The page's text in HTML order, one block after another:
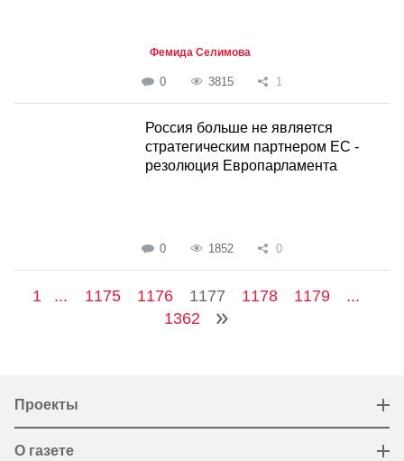
Фемида Селимова
0 3815 1
Россия больше не является
стратегическим партнером ЕС -
резолюция Европарламента
0 1852 0
1 ... 1175 1176 1177 1178 1179
...
1362
Проекты
О газете